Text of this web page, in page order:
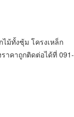
ม้ทั้งซุ้ม โครงเหล็ก
าคาถูกติดต่อได้ที่ 091-